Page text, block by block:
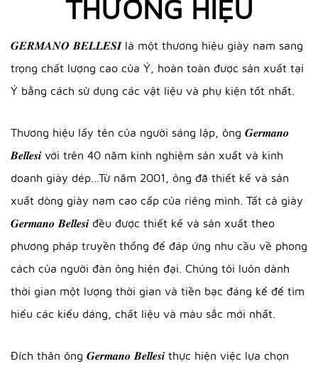
THƯƠNG HIỆU
𝑮𝑬𝑹𝑴𝑨𝑵𝑶 𝑩𝑬𝑳𝑳𝑬𝑺𝑰 là một thương hiệu giày nam sang
trọng chất lượng cao của Ý, hoàn toàn được sản xuất tại
Ý bằng cách sử dụng các vật liệu và phụ kiện tốt nhất.
Thương hiệu lấy tên của người sáng lập, ông 𝑮𝒆𝒓𝒎𝒂𝒏𝒐
𝑩𝒆𝒍𝒍𝒆𝒔𝒊 với trên 40 năm kinh nghiệm sản xuất và kinh
doanh giày dép…Từ năm 2001, ông đã thiết kế và sản
xuất dòng giày nam cao cấp của riêng mình. Tất cả giày
𝑮𝒆𝒓𝒎𝒂𝒏𝒐 𝑩𝒆𝒍𝒍𝒆𝒔𝒊 đều được thiết kế và sản xuất theo
phương pháp truyền thống để đáp ứng nhu cầu về phong
cách của người đàn ông hiện đại. Chúng tôi luôn dành
thời gian một lượng thời gian và tiền bạc đáng kể để tìm
hiểu các kiểu dáng, chất liệu và màu sắc mới nhất.
Đích thân ông 𝑮𝒆𝒓𝒎𝒂𝒏𝒐 𝑩𝒆𝒍𝒍𝒆𝒔𝒊 thực hiện việc lựa chọn